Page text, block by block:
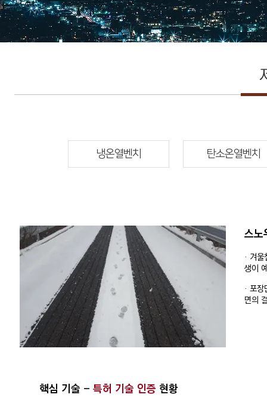
냉온열벤치 탄소온열벤치
스
· 겨
생이
· 포
면의
핵심 기술 - 특허 기술 인증 현황